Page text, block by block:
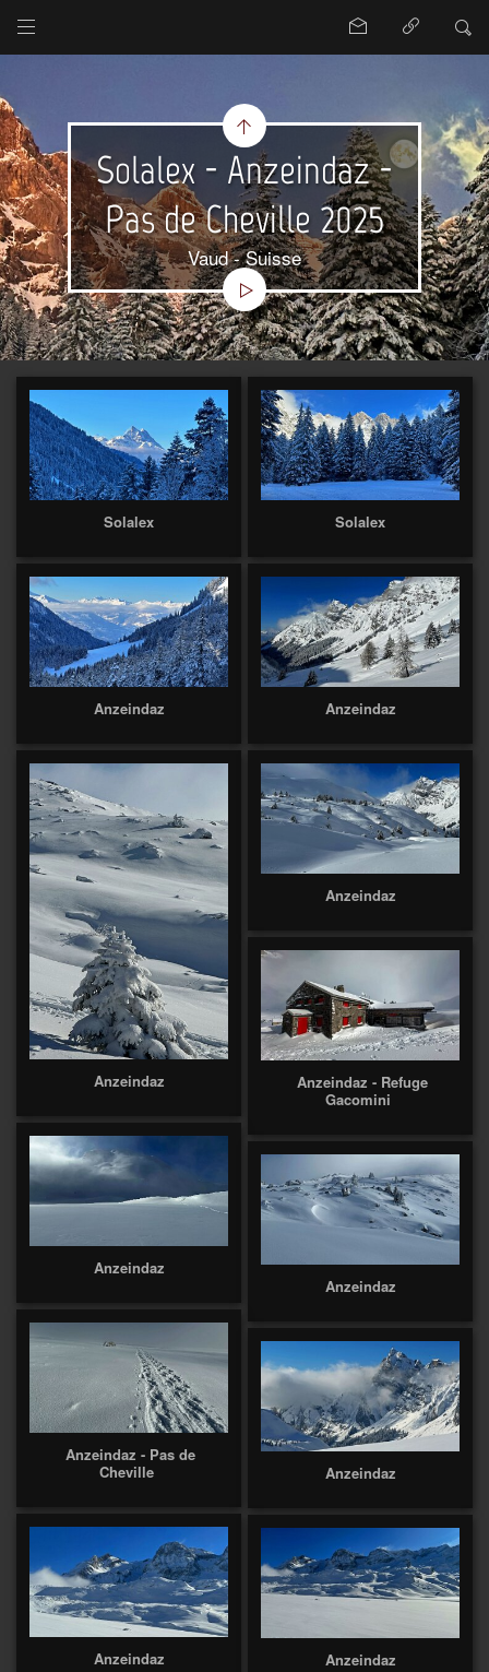
Solalex - Anzeindaz -
Pas de Cheville 2025
Vaud - Suisse
Solalex Solalex
Anzeindaz Anzeindaz
Anzeindaz
Anzeindaz
Anzeindaz - Refuge
Gacomini
Anzeindaz
Anzeindaz
Anzeindaz - Pas de
Cheville
Anzeindaz
Anzeindaz Anzeindaz